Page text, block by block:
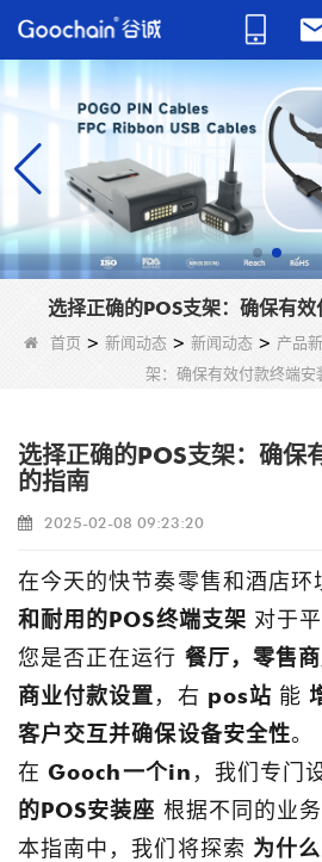
选择正确的POS支架：确保有
首页 > 新闻动态> 新闻动态> 产品
架：确保有效付款终端安
选择正确的POS支架：确保
的指南
2025-02-08 09:23:20
在今天的快节奏零售和酒店环
和耐用的POS终端支架 对于
您是否正在运行 餐厅，零售
商业付款设置，右 pos站 能
客户交互并确保设备安全性。
在Gooch一个in ，我们专门
的POS安装座 根据不同的业
本指南中，我们将探索 为什